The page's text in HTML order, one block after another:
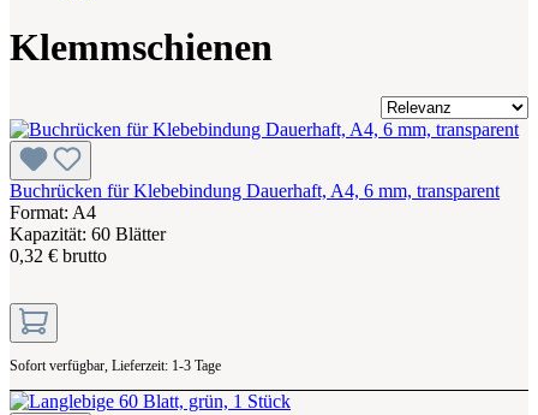
Klemmschienen
Buchrücken für Klebebindung Dauerhaft, A4, 6 mm, transparent
Format: A4
Kapazität: 60 Blätter
0,32 € brutto
Sofort verfügbar, Lieferzeit: 1-3 Tage